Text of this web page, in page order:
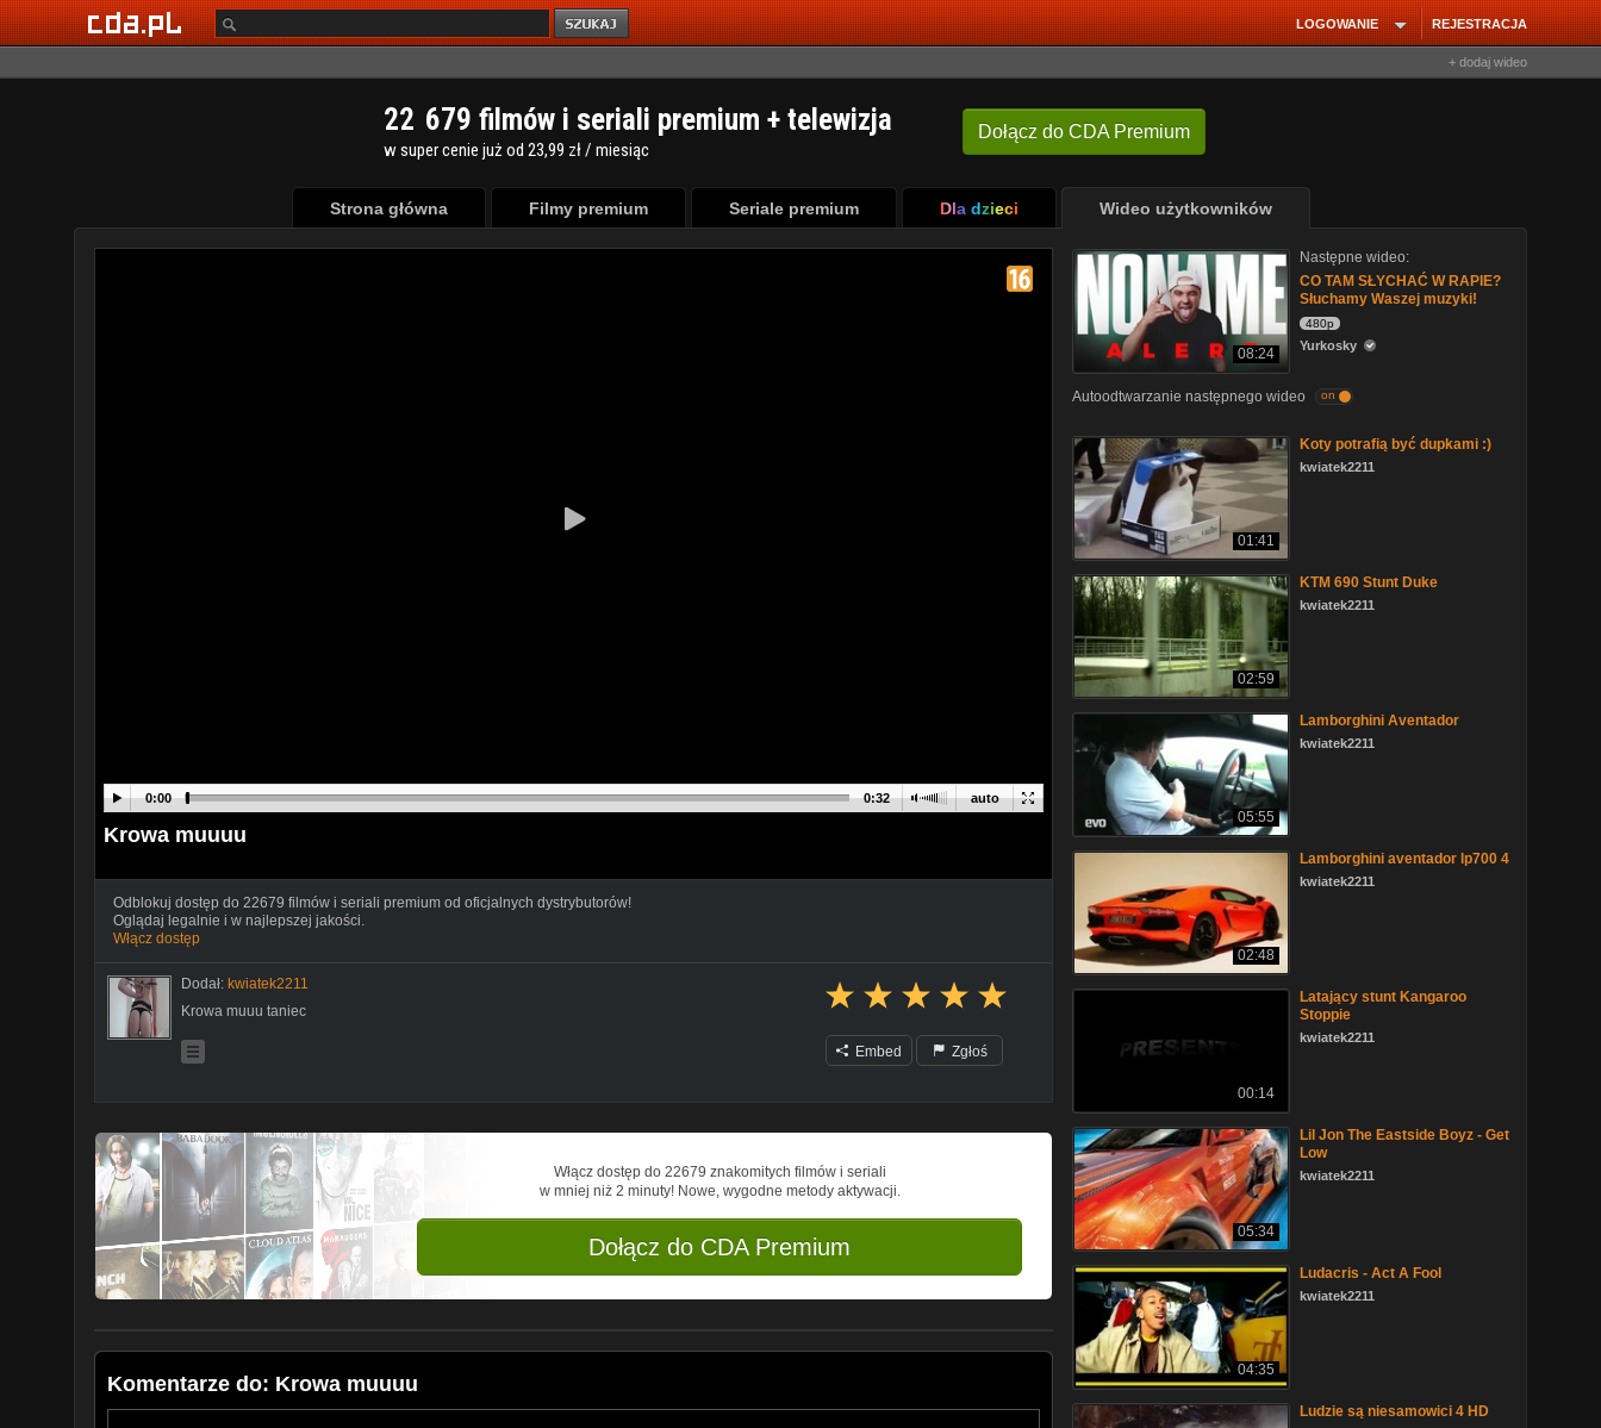
REJESTRACJA
LOGOWANIE
+ dodaj wideo
Dołącz do CDA Premium
22 679 filmów i seriali premium + telewizja
w super cenie już od 23,99 zł / miesiąc
Strona główna Filmy premium Seriale premium Dla dzieci Wideo użytkowników
auto
0:00 0:32
Krowa muuuu
Odblokuj dostęp do 22679 filmów i seriali premium od oficjalnych dystrybutorów!
Oglądaj legalnie i w najlepszej jakości.
Włącz dostęp
Dodał: kwiatek2211
Krowa muuu taniec
Embed Zgłoś
Włącz dostęp do 22679 znakomitych filmów i seriali
w mniej niż 2 minuty! Nowe, wygodne metody aktywacji.
Dołącz do CDA Premium
Komentarze do: Krowa muuuu
08:24
Następne wideo:
CO TAM SŁYCHAĆ W RAPIE?
Słuchamy Waszej muzyki!
480p
Yurkosky
Autoodtwarzanie następnego wideo on
01:41
Koty potrafią być dupkami :)
kwiatek2211
02:59
KTM 690 Stunt Duke
kwiatek2211
05:55
Lamborghini Aventador
kwiatek2211
02:48
Lamborghini aventador lp700 4
kwiatek2211
00:14
Latający stunt Kangaroo
Stoppie
kwiatek2211
05:34
Lil Jon The Eastside Boyz - Get
Low
kwiatek2211
04:35
Ludacris - Act A Fool
kwiatek2211
Ludzie są niesamowici 4 HD